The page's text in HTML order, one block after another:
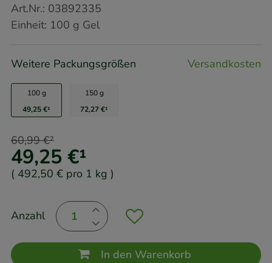
Art.Nr.: 03892335
Einheit: 100 g Gel
Weitere Packungsgrößen Versandkosten
100 g
49,25 €¹
150 g
72,27 €¹
49,25 €¹
60,99 €²
( 492,50 € pro 1 kg )
Anzahl
In den Warenkorb